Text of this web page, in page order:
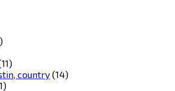
country (14)